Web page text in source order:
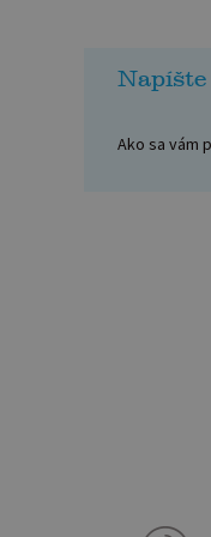
Ako sa vám